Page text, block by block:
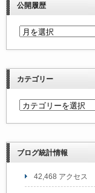
公開履歴
カテゴリー
ブログ統計情報
42,468 アクセス